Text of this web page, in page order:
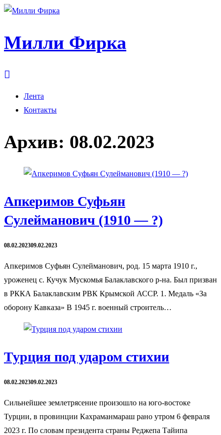
Милли Фирка
Лента
Контакты
Архив: 08.02.2023
Апкеримов Суфьян
Сулейманович (1910 — ?)
08.02.202309.02.2023
Апкеримов Суфьян Сулейманович, род. 15 марта 1910 г.,
уроженец с. Кучук Мускомья Балаклавского р-на. Был призван
в РККА Балаклавским РВК Крымской АССР. 1. Медаль «За
оборону Кавказа» В 1945 г. военный строитель…
Турция под ударом стихии
08.02.202309.02.2023
Сильнейшее землетрясение произошло на юго-востоке
Турции, в провинции Кахраманмараш рано утром 6 февраля
2023 г. По словам президента страны Реджепа Тайипа